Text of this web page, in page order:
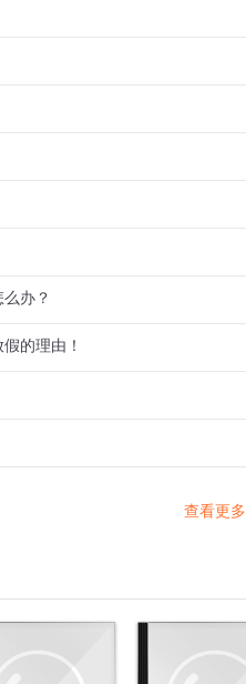
办？
的理由！
查看更多